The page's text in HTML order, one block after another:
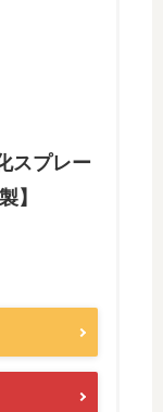
スプレー
】